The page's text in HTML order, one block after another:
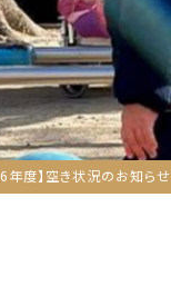
6年度】空き状況のお知らせ